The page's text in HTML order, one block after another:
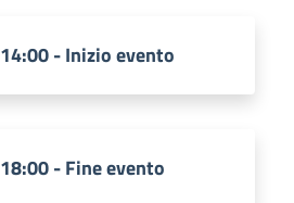
14:00 - Inizio evento
18:00 - Fine evento